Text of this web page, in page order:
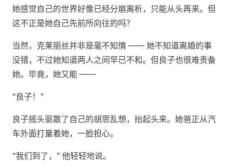
她感觉自己的世界好像已经分崩离析，只能从头再来。但
这不正是她自己先前所向往的吗？
当然，克莱丽丝并非是毫不知情 —— 她不知道离婚的事
没错，不过她知道两人之间早已不和。但良子也很难责备
她。毕竟，她又能 ——
“良子！”
良子摇头驱散了自己的胡思乱想，抬起头来。她爸正从汽
车外面打量着她，一脸担心。
“我们到了，” 他轻轻地说。